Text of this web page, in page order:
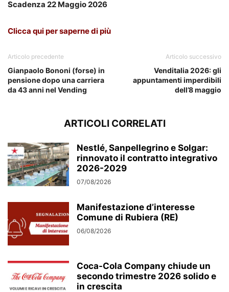
Scadenza 22 Maggio 2026
Clicca qui per saperne di più
Articolo precedente
Gianpaolo Bononi (forse) in
pensione dopo una carriera
da 43 anni nel Vending
Articolo successivo
Venditalia 2026: gli
appuntamenti imperdibili
dell’8 maggio
ARTICOLI CORRELATI
Nestlé, Sanpellegrino e Solgar:
rinnovato il contratto integrativo
2026-2029
07/08/2026
Manifestazione d’interesse
Comune di Rubiera (RE)
06/08/2026
Coca-Cola Company chiude un
secondo trimestre 2026 solido e
in crescita